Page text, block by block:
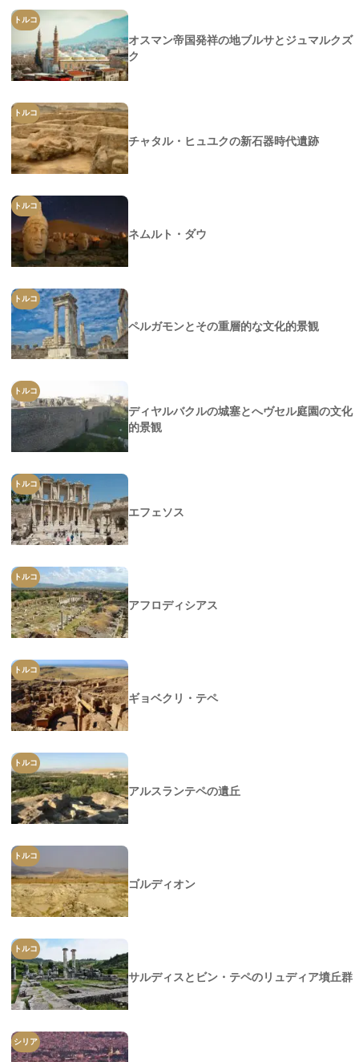
トルコ
オスマン帝国発祥の地ブルサとジュマルクズ
ク
トルコ
チャタル・ヒュユクの新石器時代遺跡
トルコ
ネムルト・ダウ
トルコ
ペルガモンとその重層的な文化的景観
トルコ
ディヤルバクルの城塞とへヴセル庭園の文化
的景観
トルコ
エフェソス
トルコ
アフロディシアス
トルコ
ギョベクリ・テペ
トルコ
アルスランテペの遺丘
トルコ
ゴルディオン
トルコ
サルディスとビン・テペのリュディア墳丘群
シリア